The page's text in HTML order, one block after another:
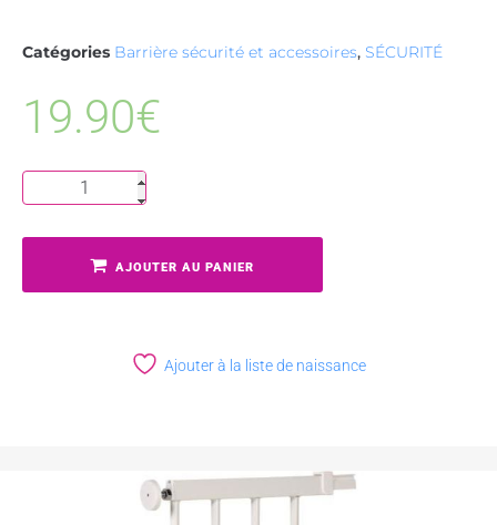
Catégories Barrière sécurité et accessoires, SÉCURITÉ
19.90€
AJOUTER AU PANIER
Ajouter à la liste de naissance